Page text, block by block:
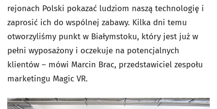
rejonach Polski pokazać ludziom naszą technologię i
zaprosić ich do wspólnej zabawy. Kilka dni temu
otworzyliśmy punkt w Białymstoku, który jest już w
pełni wyposażony i oczekuje na potencjalnych
klientów – mówi Marcin Brac, przedstawiciel zespołu
marketingu Magic VR.